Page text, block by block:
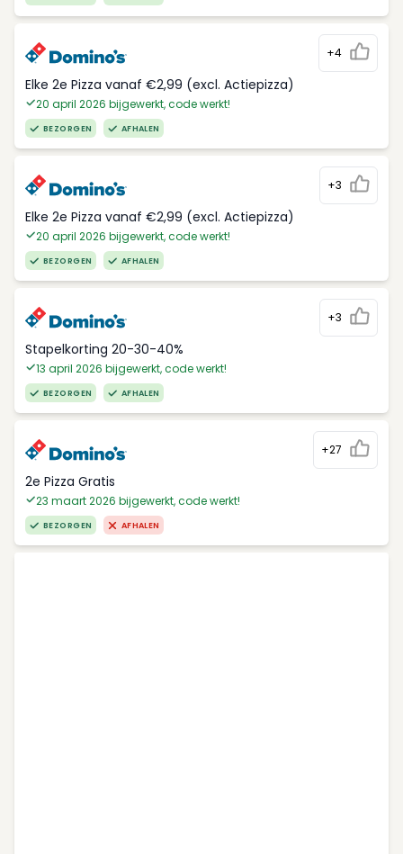
+4
Elke 2e Pizza vanaf €2,99 (excl. Actiepizza)
20 april 2026 bijgewerkt, code werkt!
BEZORGEN AFHALEN
+3
Elke 2e Pizza vanaf €2,99 (excl. Actiepizza)
20 april 2026 bijgewerkt, code werkt!
BEZORGEN AFHALEN
+3
Stapelkorting 20-30-40%
13 april 2026 bijgewerkt, code werkt!
BEZORGEN AFHALEN
+27
2e Pizza Gratis
23 maart 2026 bijgewerkt, code werkt!
BEZORGEN AFHALEN